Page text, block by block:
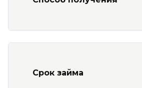
Срок займа